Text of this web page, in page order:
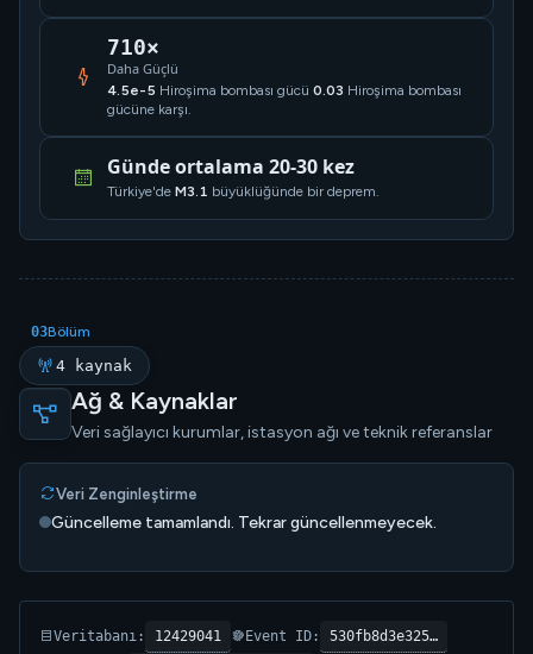
710×
Daha Güçlü
4.5e-5 Hiroşima bombası gücü 0.03 Hiroşima bombası
gücüne karşı.
Günde ortalama 20-30 kez
Türkiye'de M3.1 büyüklüğünde bir deprem.
03Bölüm
4 kaynak
Ağ & Kaynaklar
Veri sağlayıcı kurumlar, istasyon ağı ve teknik referanslar
Veri Zenginleştirme
Güncelleme tamamlandı. Tekrar güncellenmeyecek.
Veritabanı: 12429041 Event ID: 530fb8d3e325…